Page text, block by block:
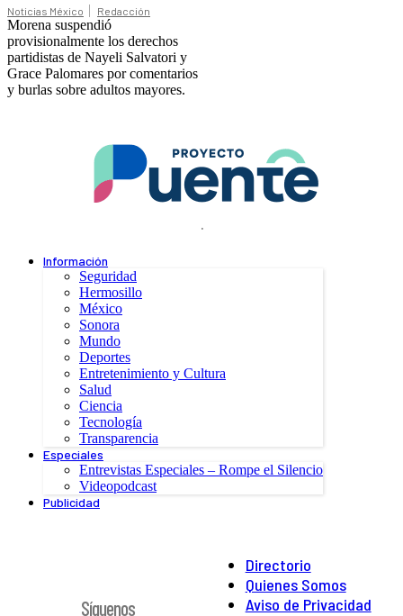
Noticias México Redacción
Morena suspendió
provisionalmente los derechos
partidistas de Nayeli Salvatori y
Grace Palomares por comentarios
y burlas sobre adultos mayores.
.
Información
Seguridad
Hermosillo
México
Sonora
Mundo
Deportes
Entretenimiento y Cultura
Salud
Ciencia
Tecnología
Transparencia
Especiales
Entrevistas Especiales – Rompe el Silencio
Videopodcast
Publicidad
Directorio
Quienes Somos
Aviso de Privacidad
Síguenos